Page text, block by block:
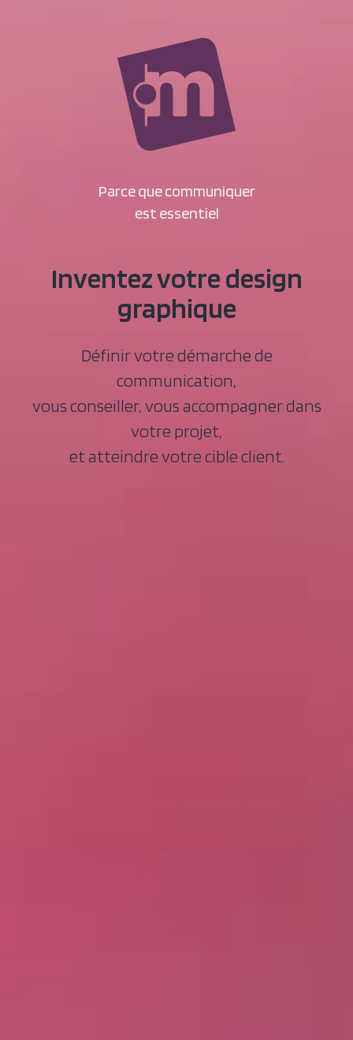
Parce que communiquer
est essentiel
Inventez votre design
graphique
Définir votre démarche de
communication,
vous conseiller, vous accompagner dans
votre projet,
et atteindre votre cible client.